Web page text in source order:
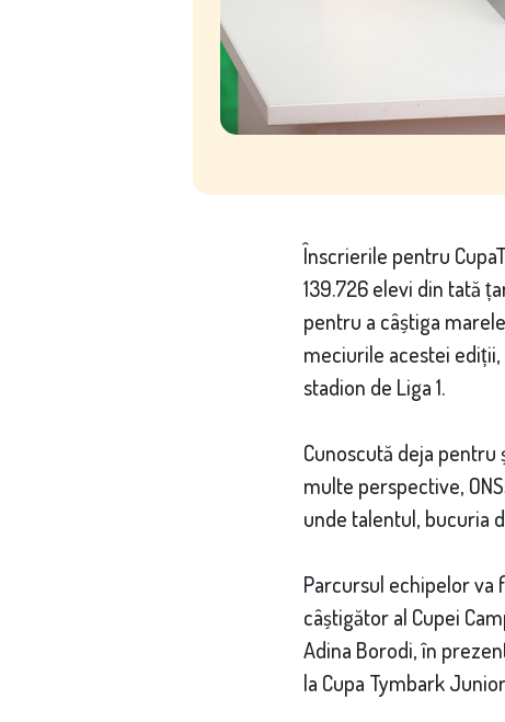
Înscrierile pentru
139.726 elevi din tată
pentru a câștiga
meciurile acestei
stadion de Liga 1.
Cunoscută deja
multe perspective,
unde talentul, bucuria
Parcursul echipelor va
câștigător al Cupei
Adina Borodi, în
la Cupa Tymbark